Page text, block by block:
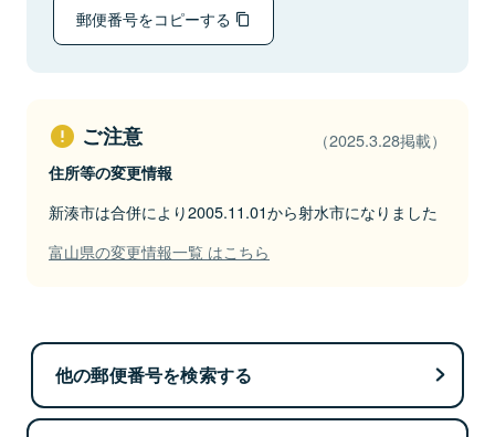
郵便番号をコピーする
ご注意 （2025.3.28掲載）
住所等の変更情報
新湊市は合併により2005.11.01から射水市になりました
富山県の変更情報一覧 はこちら
他の郵便番号を検索する